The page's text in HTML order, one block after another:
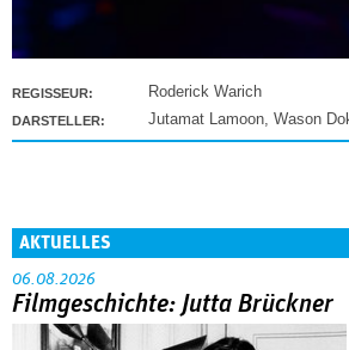
REGISSEUR: Roderick Warich
DARSTELLER: Jutamat Lamoon, Wason
AKTUELLES
06.08.2026
Filmgeschichte: Jutta Brückner